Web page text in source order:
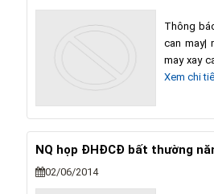
Thông
can may|
may xay
Xem chi
NQ họp ĐHĐCĐ bất thường
02/06/2014